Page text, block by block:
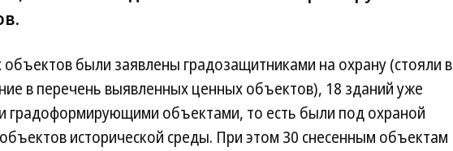
были заявлены градозащитниками на охрану (стояли в
в перечень выявленных ценных объектов), 18 зданий уже
градоформирующими объектами, то есть были под охраной
исторической среды. При этом 30 снесенным объектам